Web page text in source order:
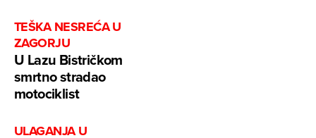
TEŠKA NESREĆA U
ZAGORJU
U Lazu Bistričkom
smrtno stradao
motociklist
ULAGANJA U